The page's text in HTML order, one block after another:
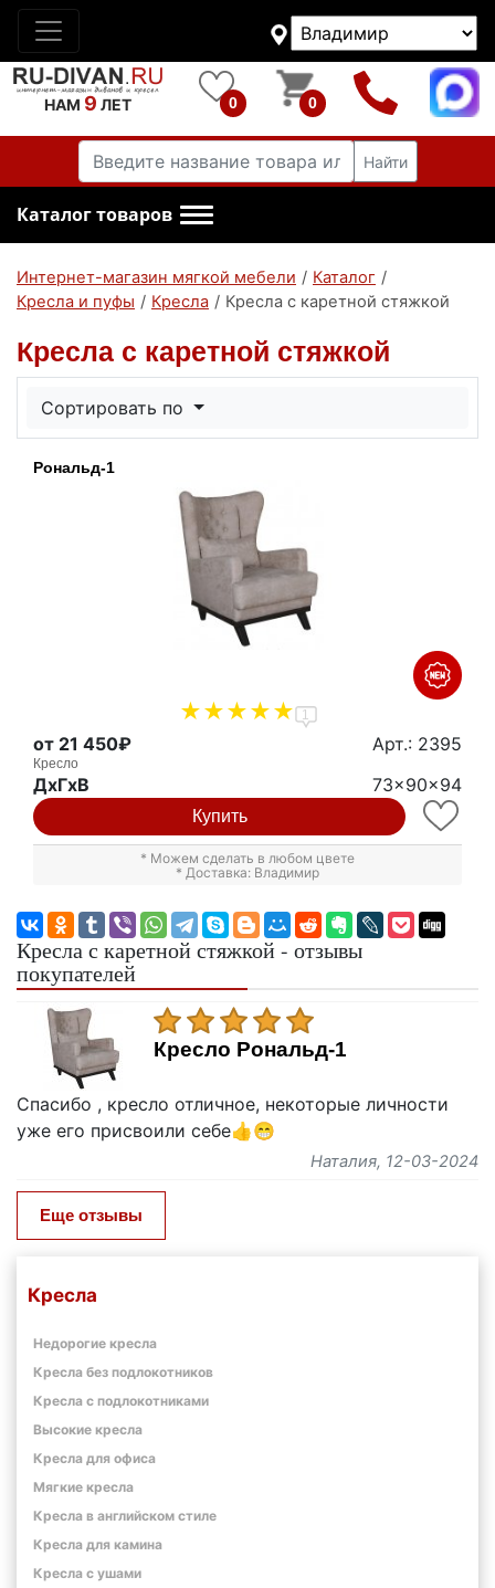
НАМ 9 ЛЕТ 0 0
Найти
Каталог товаров
Интернет-магазин мягкой мебели / Каталог /
Кресла и пуфы / Кресла / Кресла с каретной стяжкой
Кресла
Недорогие кресла
Кресла без подлокотников
Кресла с подлокотниками
Высокие кресла
Кресла для офиса
Мягкие кресла
Кресла в английском стиле
Кресла для камина
Кресла с ушами
Кресла с каретной стяжкой
Сортировать по
Рональд-1
1
от 21 450₽ Арт.: 2395
Кресло
ДxГxВ 73x90x94
Купить
* Можем сделать в любом цвете
* Доставка: Владимир
Кресла с каретной стяжкой - отзывы
покупателей
Кресло Рональд-1
Спасибо , кресло отличное, некоторые личности
уже его присвоили себе👍😁
Наталия, 12-03-2024
Еще отзывы